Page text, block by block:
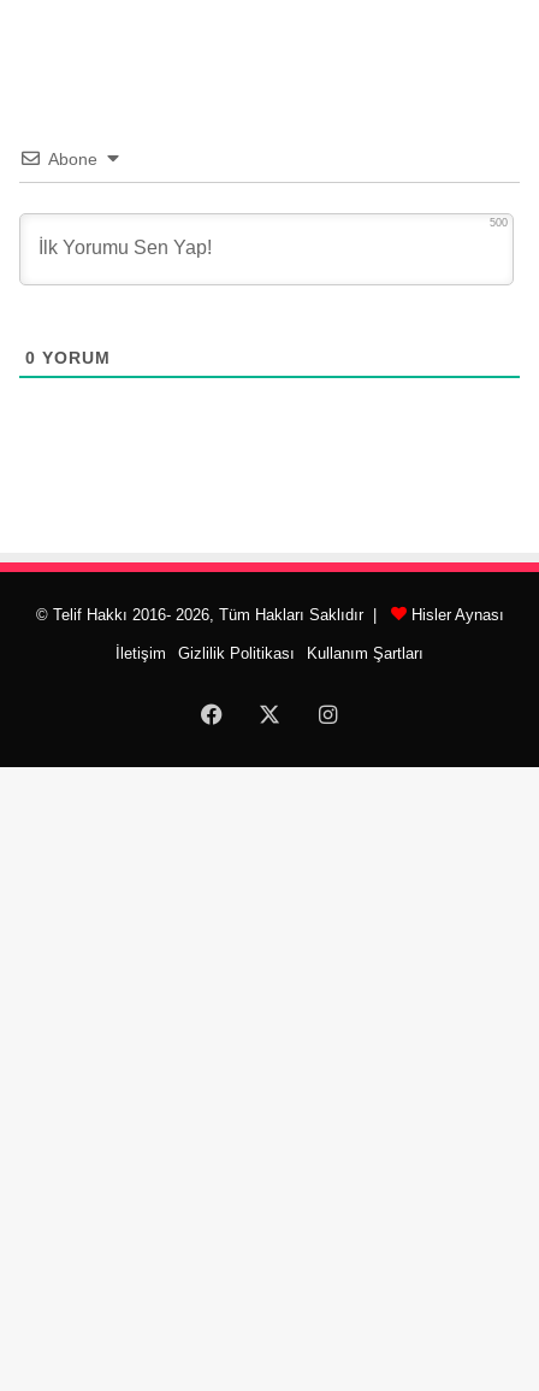
Abone
500
0 YORUM
© Telif Hakkı 2016- 2026, Tüm Hakları Saklıdır | Hisler Aynası
İletişim Gizlilik Politikası Kullanım Şartları
Facebook Instagram